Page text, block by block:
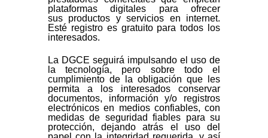
plataformas digitales para ofrecer
sus productos y servicios en internet.
Esté registro es gratuito para todos los
interesados.
La DGCE seguirá impulsando el uso de
la tecnología, pero sobre todo el
cumplimiento de la obligación que les
permita a los interesados conservar
documentos, información y/o registros
electrónicos en medios confiables, con
medidas de seguridad fiables para su
protección, dejando atrás el uso del